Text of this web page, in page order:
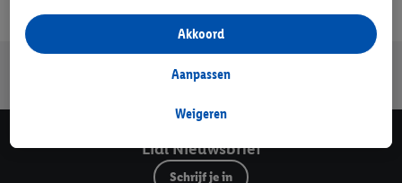
Veilig winkelen
Lidl Nieuwsbrief
Schrijf je in
opslaan van voorkeursinstellingen, het verzamelen en
analyseren van statistieken of voor het tonen van
gepersonaliseerde reclame binnen en buiten de Lidl-diensten.
gegevens over jouw aankoopgedrag in de winkel ook voor de
Als je hier toestemming geeft aan ons voor het personaliseren
van reclame en als je vervolgens een Lidl Plus-account
Weigeren
Aanpassen
Akkoord